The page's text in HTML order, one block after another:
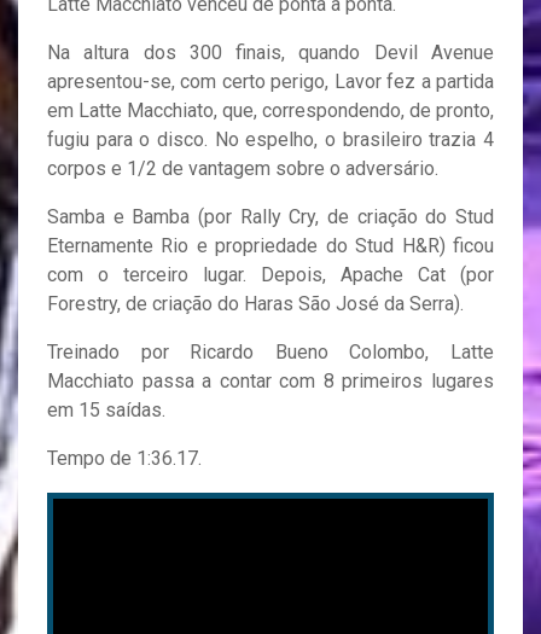
Na altura dos 300 finais, quando Devil Avenue
apresentou-se, com certo perigo, Lavor fez a partida
em Latte Macchiato, que, correspondendo, de pronto,
fugiu para o disco. No espelho, o brasileiro trazia 4
corpos e 1/2 de vantagem sobre o adversário.
Samba e Bamba (por Rally Cry, de criação do Stud
Eternamente Rio e propriedade do Stud H&R) ficou
com o terceiro lugar. Depois, Apache Cat (por
Forestry, de criação do Haras São José da Serra).
Treinado por Ricardo Bueno Colombo, Latte
Macchiato passa a contar com 8 primeiros lugares
em 15 saídas.
Tempo de 1:36.17.